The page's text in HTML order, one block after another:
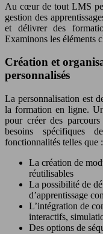
Au cœur de tout LMS
gestion des
et délivrer des
Examinons les éléments
Création et
personnalisés
La personnalisation est
la formation en ligne.
pour créer des parcours
besoins spécifiques
fonctionnalités telles que :
La création de
réutilisables
La possibilité de
d’apprentissage
L’intégration de
interactifs,
Des options de